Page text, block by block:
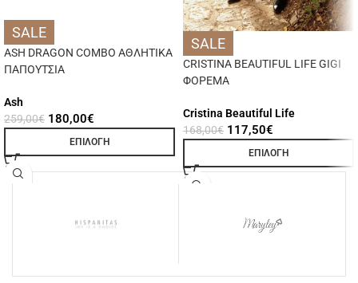
SALE
ASH DRAGON COMBO ΑΘΛΗΤΙΚΑ
ΠΑΠΟΥΤΣΙΑ
Ash
259,00€ 180,00€
ΕΠΙΛΟΓΉ
SALE
CRISTINA BEAUTIFUL LIFE GIGI
ΦΟΡΕΜΑ
Cristina Beautiful Life
168,00€ 117,50€
ΕΠΙΛΟΓΉ